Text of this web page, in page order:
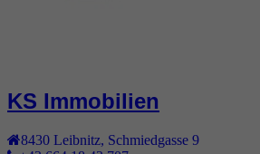
KS Immobilien
8430 Leibnitz, Schmiedgasse 9